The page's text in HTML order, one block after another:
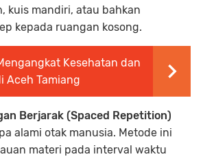
kuis mandiri, atau bahkan
kepada ruangan kosong.
Kesehatan dan
Aceh Tamiang
Berjarak (Spaced Repetition)
alami otak manusia. Metode ini
materi pada interval waktu